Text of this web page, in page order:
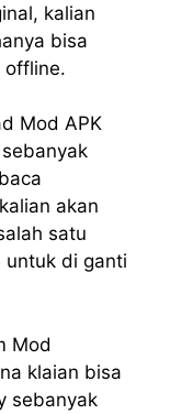
kalian
bisa
offline.
Mod APK
akan
satu
untuk di ganti
Mod
klaian bisa
sebanyak